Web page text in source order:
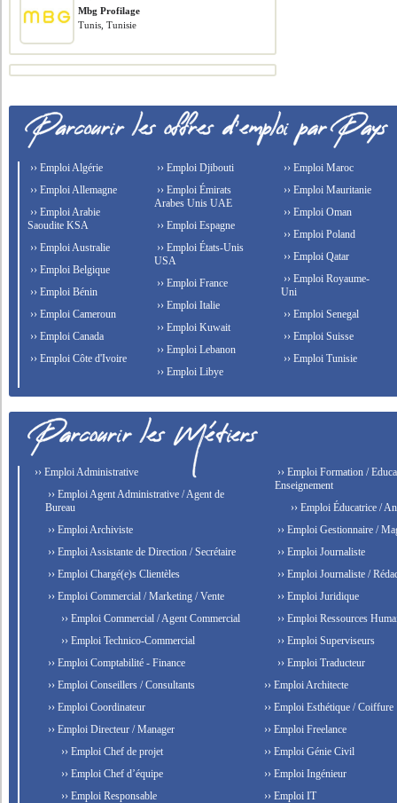
Mbg Profilage
Tunis, Tunisie
›› Emploi Algérie
›› Emploi Allemagne
›› Emploi Arabie
Saoudite KSA
›› Emploi Australie
›› Emploi Belgique
›› Emploi Bénin
›› Emploi Cameroun
›› Emploi Canada
›› Emploi Côte d'Ivoire
›› Emploi Djibouti
›› Emploi Émirats
Arabes Unis UAE
›› Emploi Espagne
›› Emploi États-Unis
USA
›› Emploi France
›› Emploi Italie
›› Emploi Kuwait
›› Emploi Lebanon
›› Emploi Libye
›› Emploi Maroc
›› Emploi Mauritanie
›› Emploi Oman
›› Emploi Poland
›› Emploi Qatar
›› Emploi Royaume-
Uni
›› Emploi Senegal
›› Emploi Suisse
›› Emploi Tunisie
›› Emploi Administrative
›› Emploi Agent Administrative / Agent de
Bureau
›› Emploi Archiviste
›› Emploi Assistante de Direction / Secrétaire
›› Emploi Chargé(e)s Clientèles
›› Emploi Commercial / Marketing / Vente
›› Emploi Commercial / Agent Commercial
›› Emploi Technico-Commercial
›› Emploi Comptabilité - Finance
›› Emploi Conseillers / Consultants
›› Emploi Coordinateur
›› Emploi Directeur / Manager
›› Emploi Chef de projet
›› Emploi Chef d’équipe
›› Emploi Responsable
›› Emploi Formation /
Enseignement
›› Emploi Éducatrice /
›› Emploi Gestionnaire /
›› Emploi Journaliste
›› Emploi Journaliste /
›› Emploi Juridique
›› Emploi Ressources
›› Emploi Superviseurs
›› Emploi Traducteur
›› Emploi Architecte
›› Emploi Esthétique / Coiffure
›› Emploi Freelance
›› Emploi Génie Civil
›› Emploi Ingénieur
›› Emploi IT